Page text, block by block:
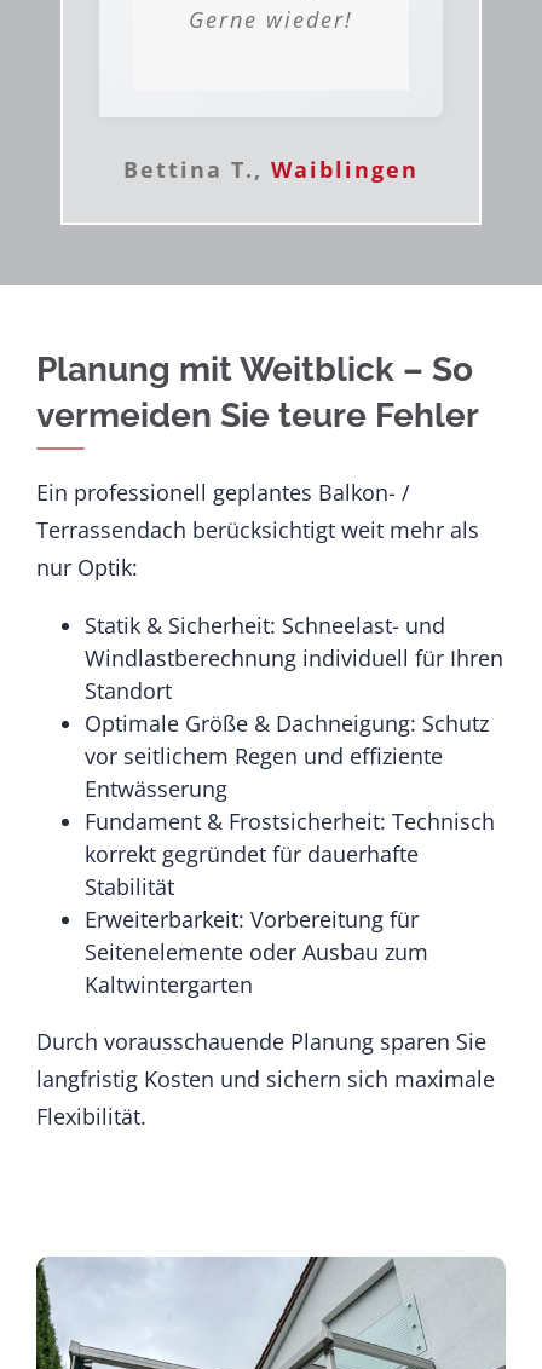
Gerne wieder!
Bettina T., Waiblingen
Planung mit Weitblick – So
vermeiden Sie teure Fehler
Ein professionell geplantes Balkon- /
Terrassendach berücksichtigt weit mehr als
nur Optik:
Statik & Sicherheit: Schneelast- und
Windlastberechnung individuell für Ihren
Standort
Optimale Größe & Dachneigung: Schutz
vor seitlichem Regen und effiziente
Entwässerung
Fundament & Frostsicherheit: Technisch
korrekt gegründet für dauerhafte
Stabilität
Erweiterbarkeit: Vorbereitung für
Seitenelemente oder Ausbau zum
Kaltwintergarten
Durch vorausschauende Planung sparen Sie
langfristig Kosten und sichern sich maximale
Flexibilität.